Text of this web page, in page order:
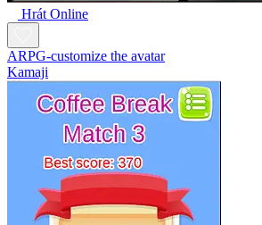
Hrát Online
ARPG-customize the avatar
Kamaji